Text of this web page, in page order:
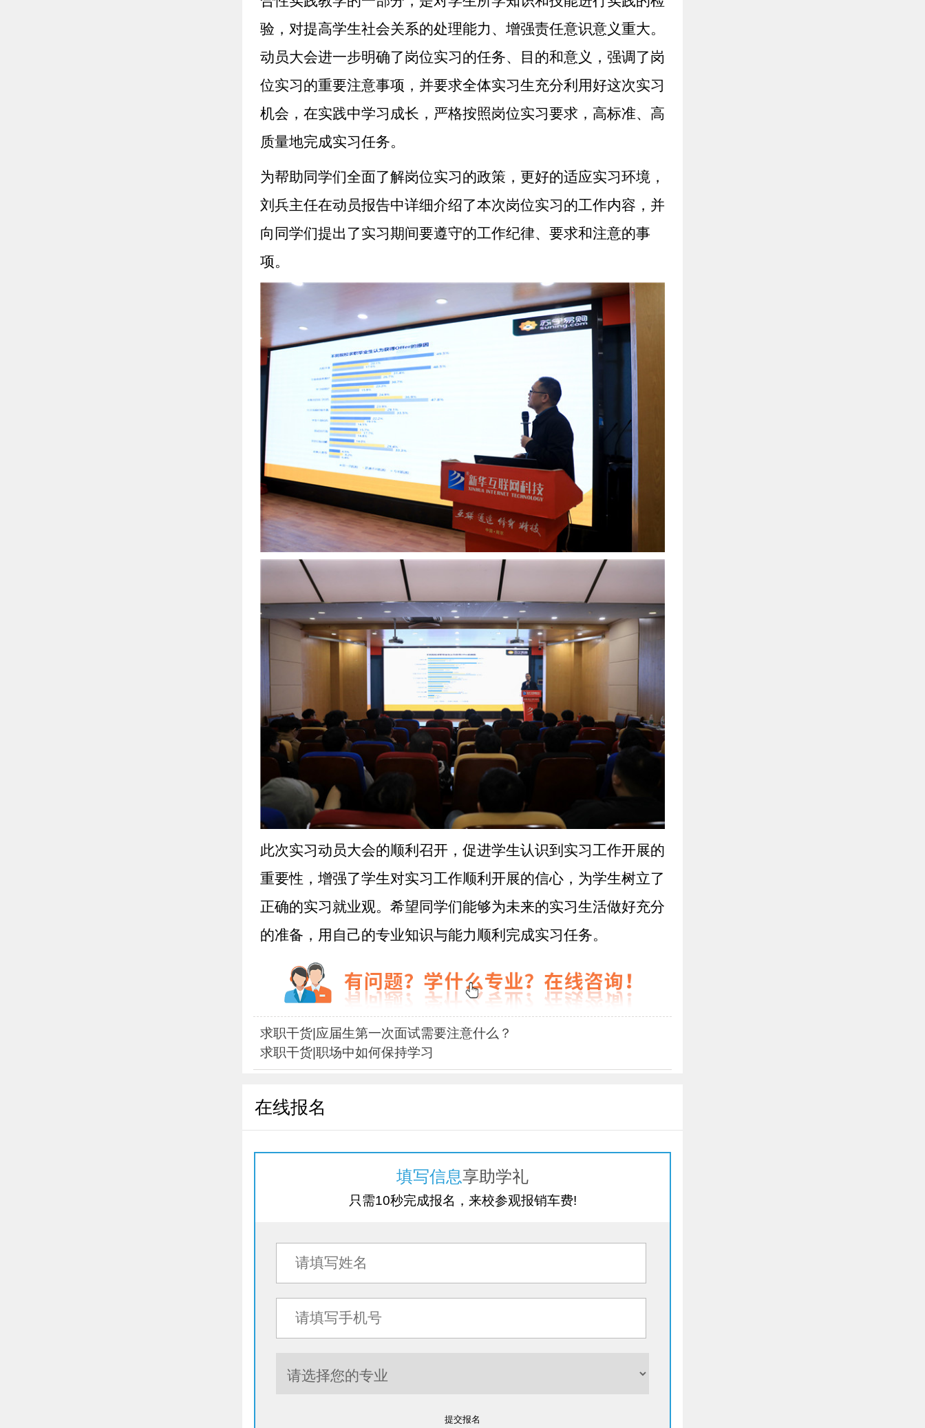
验，对提高学生社会关系的处理能力、增强责任意识意义重大。
动员大会进一步明确了岗位实习的任务、目的和意义，强调了岗
位实习的重要注意事项，并要求全体实习生充分利用好这次实习
机会，在实践中学习成长，严格按照岗位实习要求，高标准、高
质量地完成实习任务。
为帮助同学们全面了解岗位实习的政策，更好的适应实习环境，
刘兵主任在动员报告中详细介绍了本次岗位实习的工作内容，并
向同学们提出了实习期间要遵守的工作纪律、要求和注意的事
项。
此次实习动员大会的顺利召开，促进学生认识到实习工作开展的
重要性，增强了学生对实习工作顺利开展的信心，为学生树立了
正确的实习就业观。希望同学们能够为未来的实习生活做好充分
的准备，用自己的专业知识与能力顺利完成实习任务。
求职干货|应届生第一次面试需要注意什么？
求职干货|职场中如何保持学习
在线报名
填写信息享助学礼
只需10秒完成报名，来校参观报销车费!
提交报名